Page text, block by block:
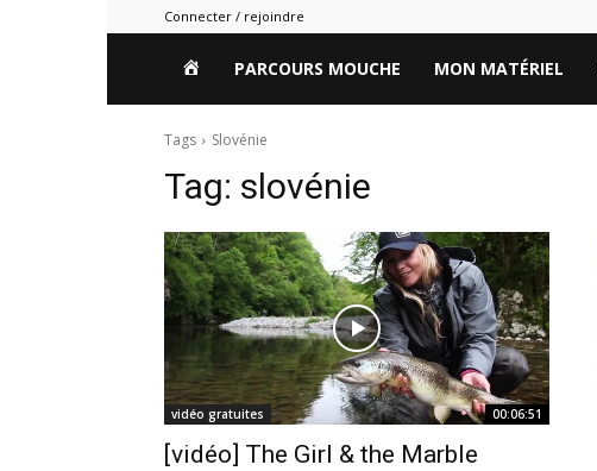
Connecter / rejoindre
HOMEPARCOURS MOUCHE MON MATÉRIEL
Tags Slovénie
Tag: slovénie
vidéo gratuites 00:06:51
[vidéo] The Girl & the Marble